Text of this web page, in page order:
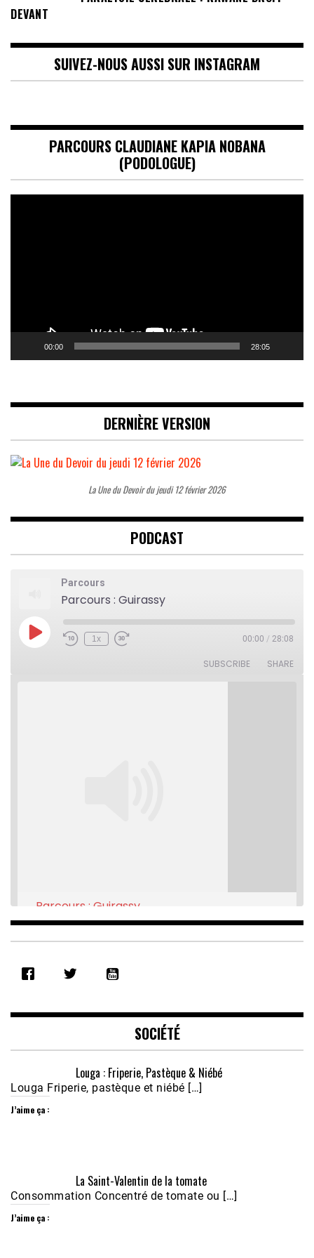
DEVANT
SUIVEZ-NOUS AUSSI SUR INSTAGRAM
PARCOURS CLAUDIANE KAPIA NOBANA
(PODOLOGUE)
00:00 28:05
DERNIÈRE VERSION
La Une du Devoir du jeudi 12 février 2026
PODCAST
Parcours
Parcours : Guirassy
Play
Episode
Rewind
1x
Fast
00:00 / 28:08
SUBSCRIBE SHARE
RSS FEED
EMBED
Parcours : Guirassy
Feb 16, 2021 • 28:08
Nobana (Podologue)
Feb 24, 2021 • 28mn
SOCIÉTÉ
Louga : Friperie, Pastèque & Niébé
Louga Friperie, pastèque et niébé […]
J’aime ça :
La Saint-Valentin de la tomate
Consommation Concentré de tomate ou […]
J’aime ça :